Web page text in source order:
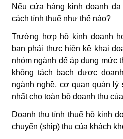
Nếu cửa hàng kinh doanh
cách tính thuế như thế nào?
Trường hợp hộ kinh doanh
bạn phải thực hiện kê khai
nhóm ngành để áp dụng mức
không tách bạch được
ngành nghề, cơ quan quản lý
nhất cho toàn bộ doanh thu
Doanh thu tính thuế hộ kinh
chuyển (ship) thu của khách